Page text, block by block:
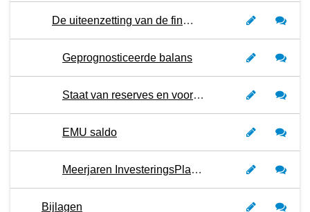
De uiteenzetting van de financiële positie
Geprognosticeerde balans
Staat van reserves en voorzieningen
EMU saldo
Meerjaren InvesteringsPlanning (MIP)
Bijlagen